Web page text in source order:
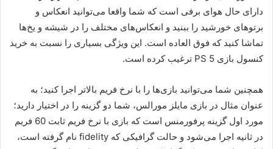
دارای حال هوای برفی است که شما واقعا می‌توانید انعکاس و
برتو‌های خورشید را ببنید و انعکاس‌های مختلف را در شیشه و یخ‌ها
تماشا کنید که فوق العاده است. این ویژگی بسیاری را نسبت به خرید
کنسول بازی PS 5 ترغیب کرده است.
همچنین شما می‌توانید بازی‌ها را با نرخ فریم بالاتر اجرا کنید؛ به
عنوان مثال در بازی مایلز مورالس، شما دو گزینه را در اختیار دارید؛
مورد اول گزینه پرفورمنس است که بازی با نرخ فریم ثابت 60 فریم
در ثانیه اجرا می‌شود و حالت گرافیکی که fidelity نام گرفته است،